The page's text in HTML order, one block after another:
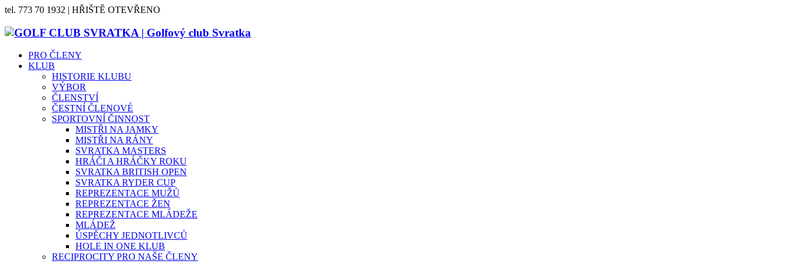
tel. 773 70 1932 | HŘIŠTĚ OTEVŘENO
PRO ČLENY
KLUB
HISTORIE KLUBU
VÝBOR
ČLENSTVÍ
ČESTNÍ ČLENOVÉ
SPORTOVNÍ ČINNOST
MISTŘI NA JAMKY
MISTŘI NA RÁNY
SVRATKA MASTERS
HRÁČI A HRÁČKY ROKU
SVRATKA BRITISH OPEN
SVRATKA RYDER CUP
REPREZENTACE MUŽŮ
REPREZENTACE ŽEN
REPREZENTACE MLÁDEŽE
MLÁDEŽ
ÚSPĚCHY JEDNOTLIVCŮ
HOLE IN ONE KLUB
RECIPROCITY PRO NAŠE ČLENY